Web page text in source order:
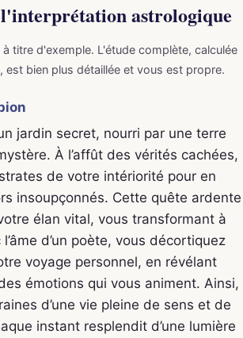
astrologique
titre d'exemple. L'étude complète, calculée
est bien plus détaillée et vous est propre.
jardin secret, nourri par une terre
À l’affût des vérités cachées,
de votre intériorité pour en
insoupçonnés. Cette quête ardente
élan vital, vous transformant à
d’un poète, vous décortiquez
voyage personnel, en révélant
émotions qui vous animent. Ainsi,
d’une vie pleine de sens et de
instant resplendit d’une lumière